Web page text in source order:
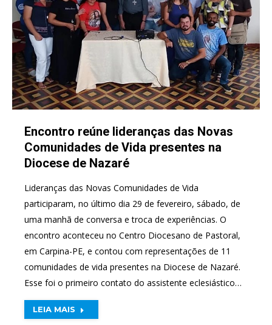
Encontro reúne lideranças das Novas
Comunidades de Vida presentes na
Diocese de Nazaré
Lideranças das Novas Comunidades de Vida
participaram, no último dia 29 de fevereiro, sábado, de
uma manhã de conversa e troca de experiências. O
encontro aconteceu no Centro Diocesano de Pastoral,
em Carpina-PE, e contou com representações de 11
comunidades de vida presentes na Diocese de Nazaré.
Esse foi o primeiro contato do assistente eclesiástico…
LEIA MAIS